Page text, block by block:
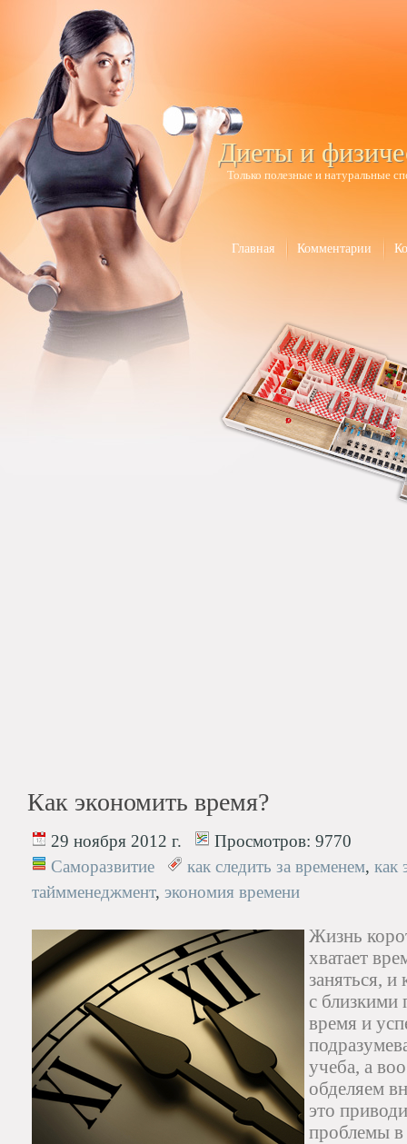
Диеты и
Только полезные и натуральные
Главная Комментарии
Как экономить время?
29 ноября 2012 г. Просмотров: 9770
Саморазвитие
как следить за временем, как
таймменеджмент, экономия времени
Жизнь
хватает
заняться,
с близкими
время и
учеба, а
обделяем
это
проблемы